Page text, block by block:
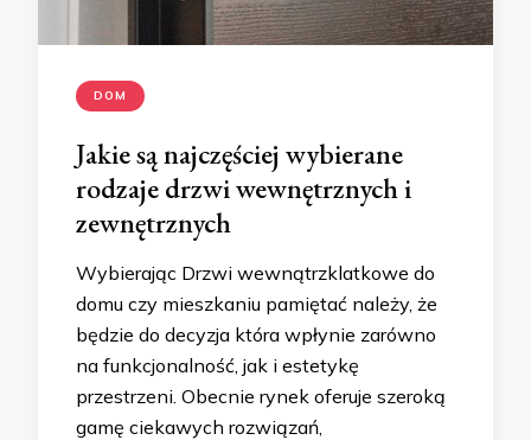
DOM
Jakie są najczęściej wybierane
rodzaje drzwi wewnętrznych i
zewnętrznych
Wybierając Drzwi wewnątrzklatkowe do
domu czy mieszkaniu pamiętać należy, że
będzie do decyzja która wpłynie zarówno
na funkcjonalność, jak i estetykę
przestrzeni. Obecnie rynek oferuje szeroką
gamę ciekawych rozwiązań,